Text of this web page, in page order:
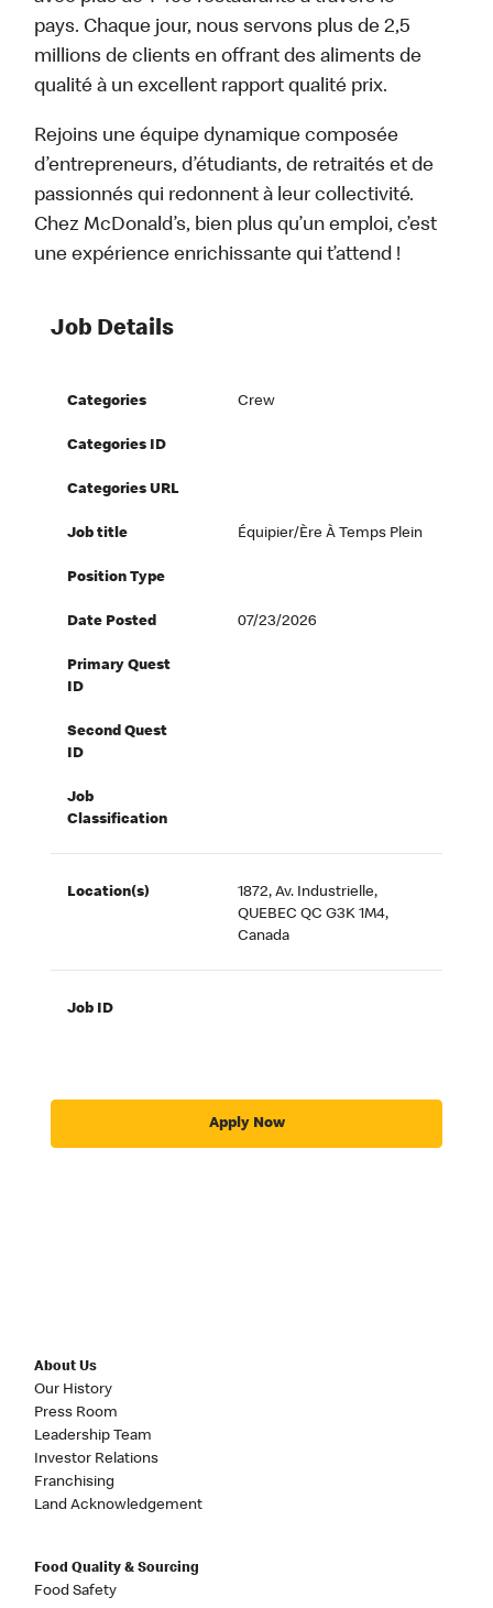
pays. Chaque jour, nous servons plus de 2,5
millions de clients en offrant des aliments de
qualité à un excellent rapport qualité prix.
Rejoins une équipe dynamique composée
d’entrepreneurs, d’étudiants, de retraités et de
passionnés qui redonnent à leur collectivité.
Chez McDonald’s, bien plus qu’un emploi, c’est
une expérience enrichissante qui t’attend !
Job Details
Categories Crew
Categories ID
Categories URL
Job title Équipier/ère À Temps Plein
Position Type
Date Posted 07/23/2026
Primary Quest
ID
Second Quest
ID
Job
Classification
Location(s)
1872, Av. Industrielle,
QUEBEC QC G3K 1M4,
Canada
Job ID
Apply Now
About Us
Our History
Press Room
Leadership Team
Investor Relations
Franchising
Land Acknowledgement
Food Quality & Sourcing
Food Safety